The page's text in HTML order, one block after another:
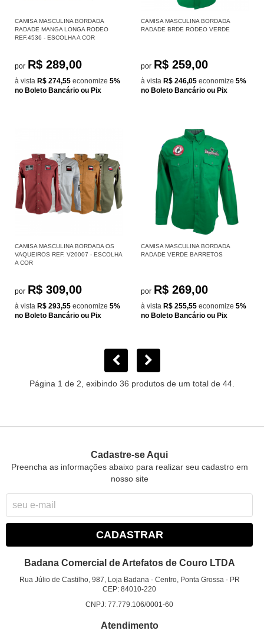
CAMISA MASCULINA BORDADA
RADADE MANGA LONGA RODEO
REF.4536 - ESCOLHA A COR
por R$ 289,00
à vista R$ 274,55 economize 5%
no Boleto Bancário ou Pix
CAMISA MASCULINA BORDADA
RADADE BRDE RODEO VERDE
por R$ 259,00
à vista R$ 246,05 economize 5%
no Boleto Bancário ou Pix
CAMISA MASCULINA BORDADA OS
VAQUEIROS REF. V20007 - ESCOLHA
A COR
por R$ 309,00
à vista R$ 293,55 economize 5%
no Boleto Bancário ou Pix
CAMISA MASCULINA BORDADA
RADADE VERDE BARRETOS
por R$ 269,00
à vista R$ 255,55 economize 5%
no Boleto Bancário ou Pix
Página 1 de 2, exibindo 36 produtos de um total de 44.
Cadastre-se Aqui
Preencha as informações abaixo para realizar seu cadastro em
nosso site
CADASTRAR
Badana Comercial de Artefatos de Couro LTDA
Rua Júlio de Castilho, 987, Loja Badana- Centro, Ponta Grossa- PR
CEP: 84010-220
CNPJ: 77.779.106/0001-60
Atendimento